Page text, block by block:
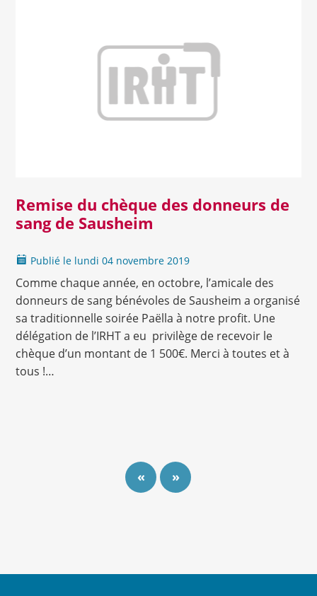
Lire la suite
Remise du chèque des donneurs de
sang de Sausheim
Publié le lundi 04 novembre 2019
Comme chaque année, en octobre, l’amicale des
donneurs de sang bénévoles de Sausheim a organisé
sa traditionnelle soirée Paëlla à notre profit. Une
délégation de l’IRHT a eu privilège de recevoir le
chèque d’un montant de 1 500€. Merci à toutes et à
tous !…
« »